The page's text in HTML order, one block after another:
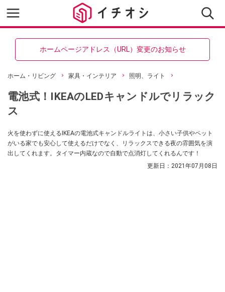
ホームページアドレス（URL）変更のお知らせ
ホーム・リビング 家具・インテリア 照明、ライト
電池式！IKEAのLEDキャンドルでリラック
ス
火を使わずに使えるIKEAの電池式キャンドルライトは、小さい子供やペット
がいる家でも安心して使えるだけでなく、リラックスできる夜の雰囲気を演
出してくれます。タイマー内蔵なので自動で点消灯してくれるんです！
更新日： 2021年07月08日